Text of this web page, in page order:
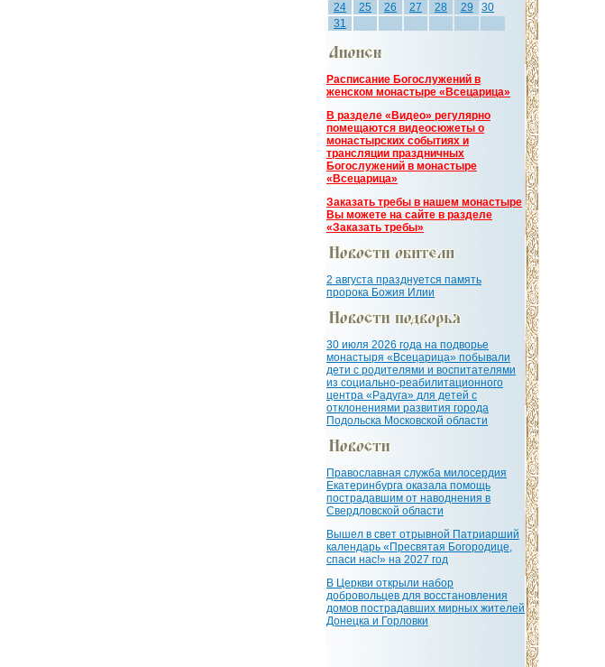
24
25 26 27 28 29
30
31
Расписание Богослужений в
женском монастыре «Всецарица»
В разделе «Видео» регулярно
помещаются видеосюжеты о
монастырских событиях и
трансляции праздничных
Богослужений в монастыре
«Всецарица»
Заказать требы в нашем монастыре
Вы можете на сайте в разделе
«Заказать требы»
2 августа празднуется память
пророка Божия Илии
30 июля 2026 года на подворье
монастыря «Всецарица» побывали
дети с родителями и воспитателями
из социально-реабилитационного
центра «Радуга» для детей с
отклонениями развития города
Подольска Московской области
Православная служба милосердия
Екатеринбурга оказала помощь
пострадавшим от наводнения в
Свердловской области
Вышел в свет отрывной Патриарший
календарь «Пресвятая Богородице,
спаси нас!» на 2027 год
В Церкви открыли набор
добровольцев для восстановления
домов пострадавших мирных жителей
Донецка и Горловки